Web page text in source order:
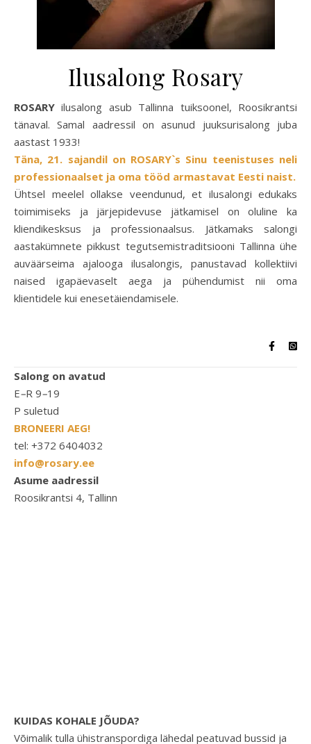
Ilusalong Rosary
ROSARY ilusalong asub Tallinna tuiksoonel, Roosikrantsi
tänaval. Samal aadressil on asunud juuksurisalong juba
aastast 1933!
Täna, 21. sajandil on ROSARY`s Sinu teenistuses neli
professionaalset ja oma tööd armastavat Eesti naist.
Ühtsel meelel ollakse veendunud, et ilusalongi edukaks
toimimiseks ja järjepidevuse jätkamisel on oluline ka
kliendikesksus ja professionaalsus. Jätkamaks salongi
aastakümnete pikkust tegutsemistraditsiooni Tallinna ühe
auväärseima ajalooga ilusalongis, panustavad kollektiivi
naised igapäevaselt aega ja pühendumist nii oma
klientidele kui enesetäiendamisele.
Salong on avatud
E–R 9–19
P suletud
BRONEERI AEG!
tel: +372 6404032
info@rosary.ee
Asume aadressil
Roosikrantsi 4, Tallinn
KUIDAS KOHALE JÕUDA?
Võimalik tulla ühistranspordiga lähedal peatuvad bussid ja